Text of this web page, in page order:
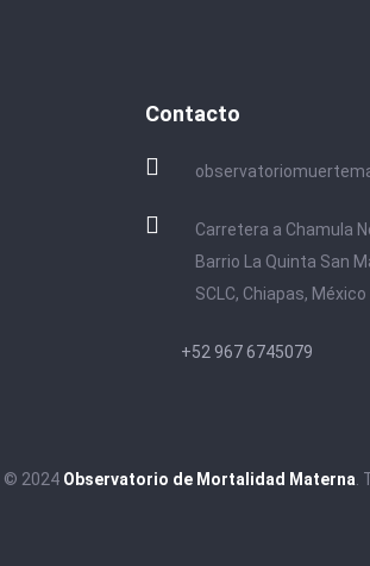
Contacto
Carretera a Chamula
Barrio La Quinta San
SCLC, Chiapas, México
+52 967 6745079
© 2024 Observatorio de Mortalidad Materna